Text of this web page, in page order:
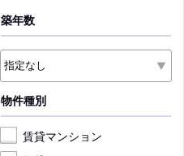
築年数
物件種別
賃貸マンション